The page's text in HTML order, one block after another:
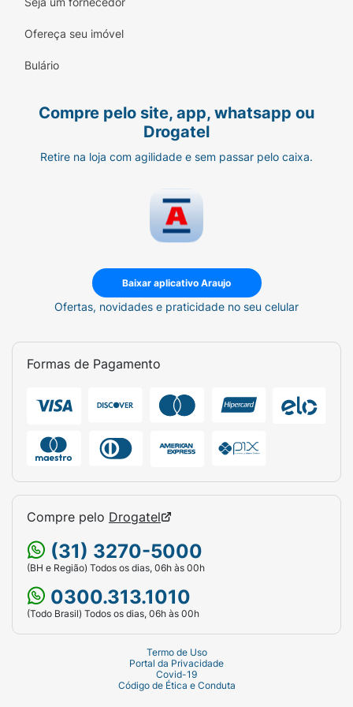
Ofereça seu imóvel
Bulário
Compre pelo site, app, whatsapp ou
Drogatel
Retire na loja com agilidade e sem passar pelo caixa.
Baixar aplicativo Araujo
Ofertas, novidades e praticidade no seu celular
Formas de Pagamento
Compre pelo Drogatel
(31) 3270-5000
(BH e Região) Todos os dias, 06h às 00h
0300.313.1010
(Todo Brasil) Todos os dias, 06h às 00h
Termo de Uso
Portal da Privacidade
Covid-19
Código de Ética e Conduta